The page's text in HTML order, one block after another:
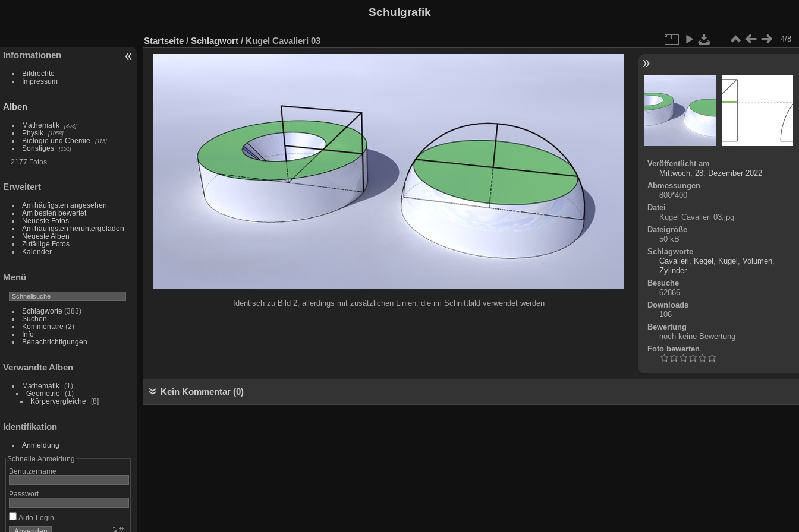
Schulgrafik
Informationen
Bildrechte
Impressum
Alben
Mathematik 853
Physik 1058
Biologie und Chemie 115
Sonstiges 151
2177 Fotos
Erweitert
Am häufigsten angesehen
Am besten bewertet
Neueste Fotos
Am häufigsten heruntergeladen
Neueste Alben
Zufällige Fotos
Kalender
Menü
Schlagworte (383)
Suchen
Kommentare (2)
Info
Benachrichtigungen
Verwandte Alben
Mathematik
1
Geometrie
1
Körpervergleiche
8
Identifikation
Anmeldung
Schnelle Anmeldung
Benutzername
Passwort
Auto-Login
Startseite / Schlagwort / Kugel Cavalieri 03 4/8
Identisch zu Bild 2, allerdings mit zusätzlichen Linien, die im Schnittbild verwendet werden
Veröffentlicht am
Mittwoch, 28. Dezember 2022
Abmessungen
800*400
Datei
Kugel Cavalieri 03.jpg
Dateigröße
50 kB
Schlagworte
Cavalieri
Kegel Kugel Volumen,
Zylinder
Besuche
62866
Downloads
106
Bewertung
noch keine Bewertung
Foto bewerten
Kein Kommentar (0)